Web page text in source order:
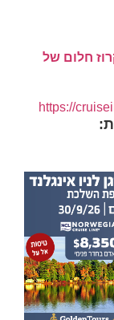
חלום של
https://